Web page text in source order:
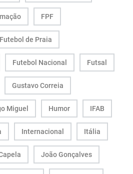
FPF
Futebol de Praia
Futebol Nacional Futsal
Gustavo Correia
Miguel Humor IFAB
Internacional Itália
João Gonçalves